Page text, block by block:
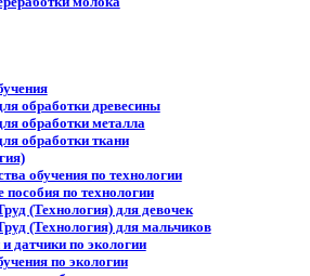
обработки древесины
обработки металла
обработки ткани
обучения по технологии
по технологии
(Технология) для девочек
(Технология) для мальчиков
датчики по экологии
по экологии